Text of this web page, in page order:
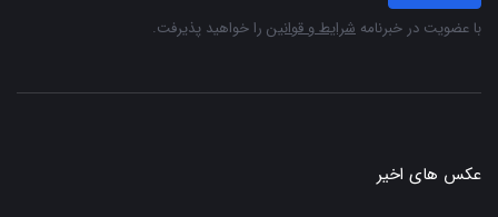
با عضویت در خبرنامه شرایط و قوانین را خواهید پذیرفت.
عکس های اخیر